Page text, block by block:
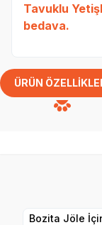
Tavuklu
bedava.
ÜRÜN
Bozita Jöle